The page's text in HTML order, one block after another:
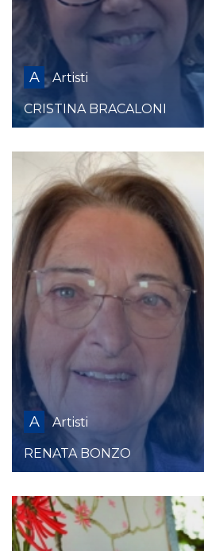
A Artisti
CRISTINA BRACALONI
A Artisti
RENATA BONZO